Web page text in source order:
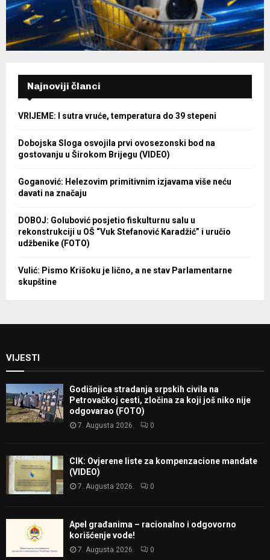
Najnoviji članci
VRIJEME: I sutra vruće, temperatura do 39 stepeni
Dobojska Sloga osvojila prvi ovosezonski bod na
gostovanju u Širokom Brijegu (VIDEO)
Goganović: Helezovim primitivnim izjavama više neću
davati na značaju
DOBOJ: Golubović posjetio fiskulturnu salu u
rekonstrukciji u OŠ “Vuk Stefanović Karadžić” i uručio
udžbenike (FOTO)
Vulić: Pismo Krišoku je lično, a ne stav Parlamentarne
skupštine
VIJESTI
Godišnjica stradanja srpskih civila na
Petrovačkoj cesti, zločina za koji još niko nije
odgovarao (FOTO)
7. Augusta 2026. 0
CIK: Ovjerene liste za kompenzacione mandate
(VIDEO)
7. Augusta 2026. 0
Apel građanima – racionalno i odgovorno
korišćenje vode!
7. Augusta 2026. 0